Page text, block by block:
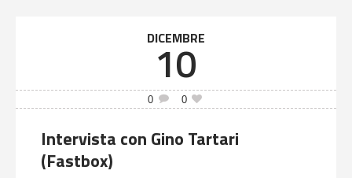
DICEMBRE
10
0 0
Intervista con Gino Tartari
(Fastbox)